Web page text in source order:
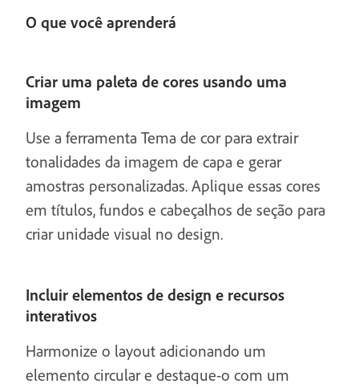
O que você aprenderá
Criar uma paleta de cores usando uma
imagem
Use a ferramenta Tema de cor para extrair
tonalidades da imagem de capa e gerar
amostras personalizadas. Aplique essas cores
em títulos, fundos e cabeçalhos de seção para
criar unidade visual no design.
Incluir elementos de design e recursos
interativos
Harmonize o layout adicionando um
elemento circular e destaque-o com um